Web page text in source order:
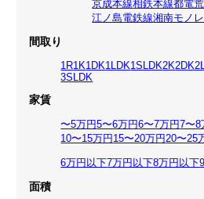
京成本線相鉄本線都電
江ノ島電鉄線湘南モノ
間取り
1R1K1DK1LDK1SLDK2K2DK
3SLDK
家賃
〜5万円5〜6万円6〜7万円7〜8
10〜15万円 15〜20万円20〜25
6万円以下7万円以下8万円以下
面積